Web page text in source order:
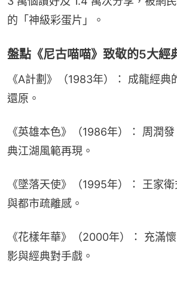
的「神級彩蛋片」。
盤點《尼古喵喵》致敬的5大經
《A計劃》（1983年）： 成龍經典
還原。
《英雄本色》（1986年）： 周潤
典江湖風範再現。
《墜落天使》（1995年）： 王家
與都市疏離感。
《花樣年華》（2000年）： 充滿
影與經典對手戲。